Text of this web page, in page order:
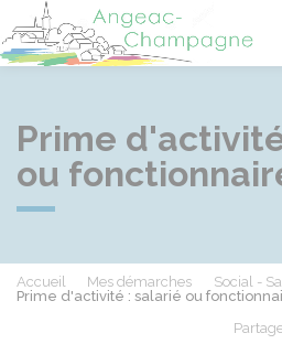
Prime
ou
Accueil Mes démarches Social -
Prime d'activité : salarié ou